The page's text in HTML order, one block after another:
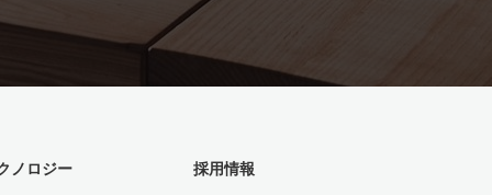
ノロジー 採用情報